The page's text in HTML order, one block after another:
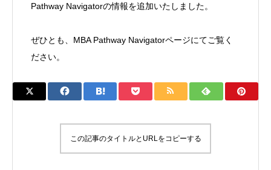
Pathway Navigatorの情報を追加いたしました。
ぜひとも、 MBA Pathway Navigatorページにてご覧く
ださい。
この記事のタイトルとURLをコピーする